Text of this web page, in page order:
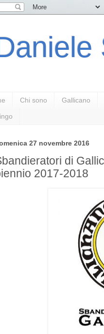
Chi sono Gallicano
27 novembre 2016
di
2017-2018